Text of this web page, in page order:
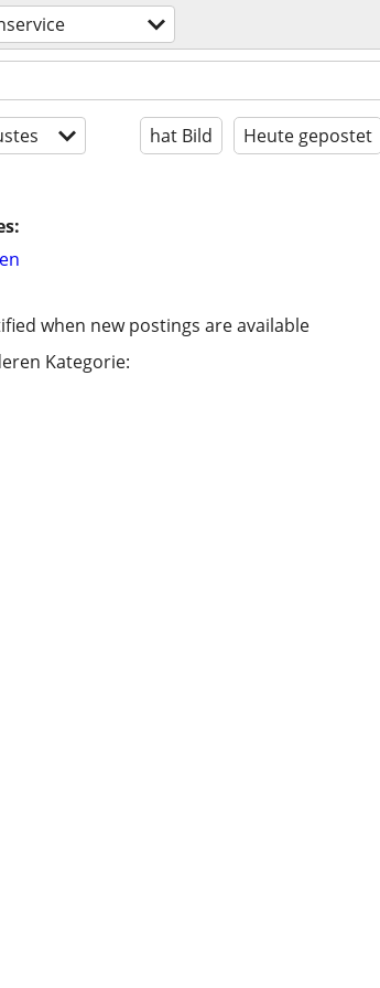
hat Bild Heute gepostet
when new postings are available
Kategorie: